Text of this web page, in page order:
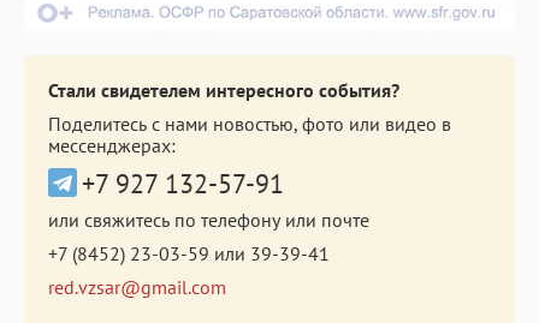
Стали свидетелем интересного события?
Поделитесь с нами новостью, фото или видео в
мессенджерах:
+7 927 132-57-91
или свяжитесь по телефону или почте
+7 (8452) 23-03-59 или 39-39-41
red.vzsar@gmail.com